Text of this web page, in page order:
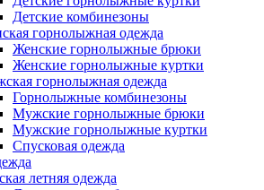
Детские комбинезоны
горнолыжная одежда
Женские горнолыжные брюки
Женские горнолыжные куртки
горнолыжная одежда
Горнолыжные комбинезоны
Мужские горнолыжные брюки
Мужские горнолыжные куртки
Спусковая одежда
летняя одежда